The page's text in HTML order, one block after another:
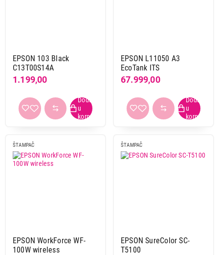
EPSON 103 Black
C13T00S14A
1.199,00
EPSON L11050 A3
EcoTank ITS
67.999,00
ŠTAMPAČ
EPSON WorkForce WF-
100W wireless
ŠTAMPAČ
EPSON SureColor SC-
T5100